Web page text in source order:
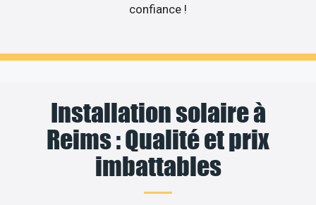
confiance !
Installation solaire à
Reims : Qualité et prix
imbattables